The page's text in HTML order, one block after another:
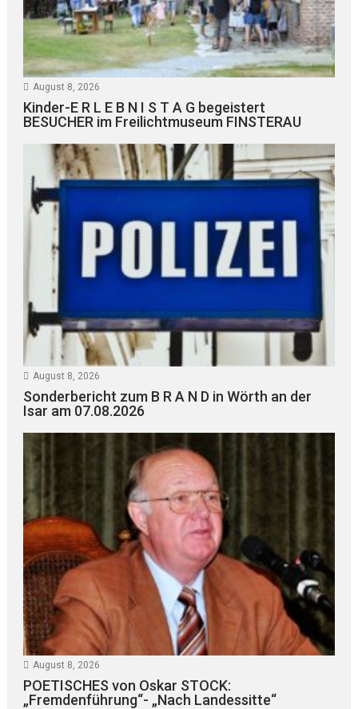
August 8, 2026
Kinder-E R L E B N I S T A G begeistert
BESUCHER im Freilichtmuseum FINSTERAU
August 8, 2026
Sonderbericht zum B R A N D in Wörth an der
Isar am 07.08.2026
August 8, 2026
POETISCHES von Oskar STOCK:
„Fremdenführung“- „Nach Landessitte“